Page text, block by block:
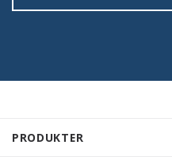
PRODUKTER